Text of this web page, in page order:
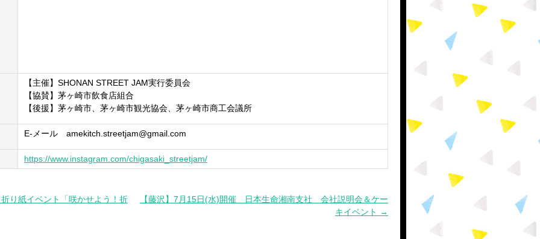
【主催】SHONAN STREET JAM実行委員会
【協賛】茅ヶ崎市飲食店組合
【後援】茅ヶ崎市、茅ヶ崎市観光協会、茅ヶ崎市商工会議所
E-メール amekitch.streetjam@gmail.com
https://www.instagram.com/chigasaki_streetjam/
り紙イベント「咲かせよう！折
【藤沢】7月15日(水)開催 日本生命湘南支社 会社説明会＆ケー
キイベント →